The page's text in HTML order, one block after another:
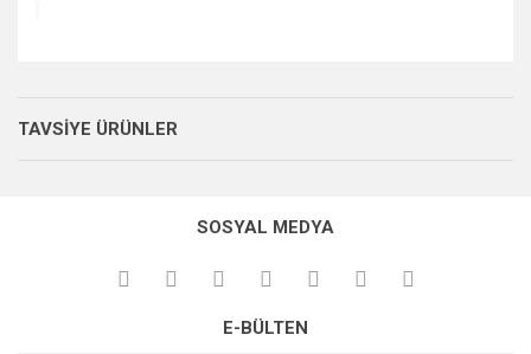
Mikail Kutlu | 03/11/2019
kullanarak tarafımıza iletebilirsiniz.
Görüş ve önerileriniz için teşekkür ederiz.
Ürün açıklamasında eksik bilgiler bulunuyor.
Bu ürüne benzer farklı alternatifler olmalı.
TAVSİYE ÜRÜNLER
SOSYAL MEDYA
E-BÜLTEN